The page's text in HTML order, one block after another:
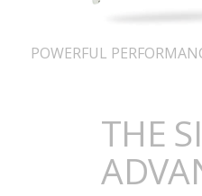
POWERFUL
THE